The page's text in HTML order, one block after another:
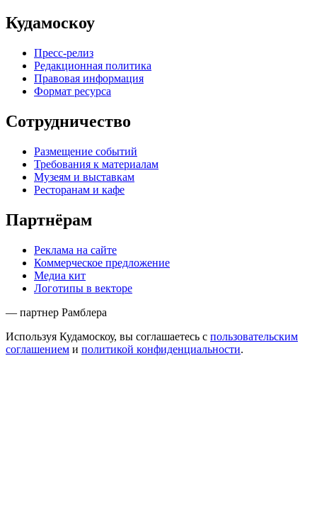
Кудамоскоу
Пресс-релиз
Редакционная политика
Правовая информация
Формат ресурса
Сотрудничество
Размещение событий
Требования к материалам
Музеям и выставкам
Ресторанам и кафе
Партнёрам
Реклама на сайте
Коммерческое предложение
Медиа кит
Логотипы в векторе
— партнер Рамблера
Используя Кудамоскоу, вы соглашаетесь с пользовательским
соглашением и политикой конфиденциальности.